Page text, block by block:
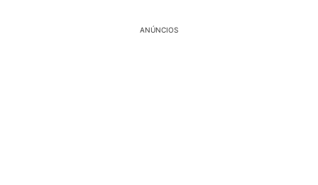
ANÚNCIOS